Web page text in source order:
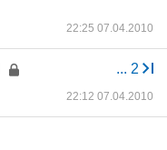
22:25 07.04.2010
... 2
22:12 07.04.2010